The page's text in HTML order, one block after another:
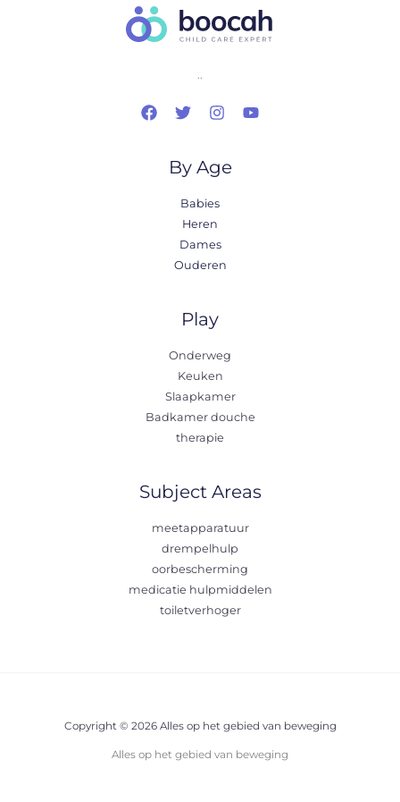
..
By Age
Babies
Heren
Dames
Ouderen
Play
Onderweg
Keuken
Slaapkamer
Badkamer douche
therapie
Subject Areas
meetapparatuur
drempelhulp
oorbescherming
medicatie hulpmiddelen
toiletverhoger
Copyright © 2026 Alles op het gebied van beweging
Alles op het gebied van beweging